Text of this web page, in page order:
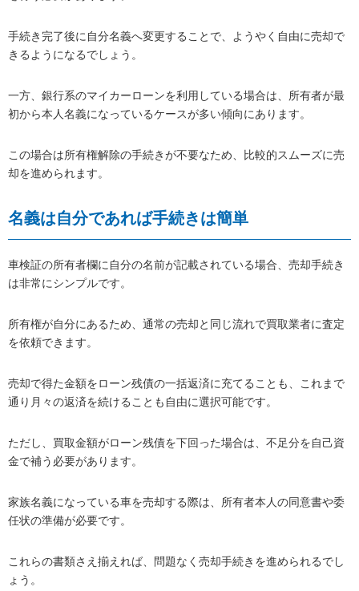
手続き完了後に自分名義へ変更することで、ようやく自由に売却で
きるようになるでしょう。
一方、銀行系のマイカーローンを利用している場合は、所有者が最
初から本人名義になっているケースが多い傾向にあります。
この場合は所有権解除の手続きが不要なため、比較的スムーズに売
却を進められます。
名義は自分であれば手続きは簡単
車検証の所有者欄に自分の名前が記載されている場合、売却手続き
は非常にシンプルです。
所有権が自分にあるため、通常の売却と同じ流れで買取業者に査定
を依頼できます。
売却で得た金額をローン残債の一括返済に充てることも、これまで
通り月々の返済を続けることも自由に選択可能です。
ただし、買取金額がローン残債を下回った場合は、不足分を自己資
金で補う必要があります。
家族名義になっている車を売却する際は、所有者本人の同意書や委
任状の準備が必要です。
これらの書類さえ揃えれば、問題なく売却手続きを進められるでし
ょう。